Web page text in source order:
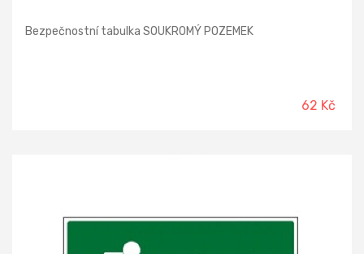
Bezpečnostní tabulka SOUKROMÝ POZEMEK
62 Kč